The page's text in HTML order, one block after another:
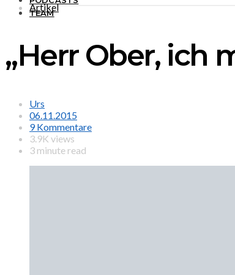
TEAM
Artikel
„Herr Ober, ich
Urs
06.11.2015
9 Kommentare
3.9K views
3 minute read